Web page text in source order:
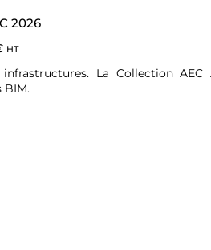
2026
HT
La Collection AEC
BIM.